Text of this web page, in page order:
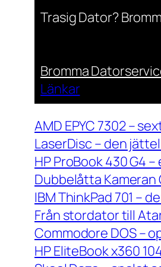
Trasig Dator?
Bromma
Länkar
AMD EPYC 7302 –
LaserDisc – den
HP ProBook 430 G4
Dubbelåtta
IBM ThinkPad 701 –
Från stordator till
Commodore DOS –
HP EliteBook x360